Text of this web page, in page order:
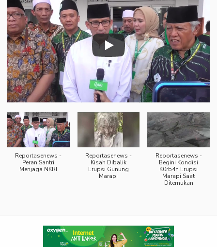
Reportasenews -
Peran Santri
Menjaga NKRI
Reportasenews -
Kisah Dibalik
Erupsi Gunung
Marapi
Reportasenews -
Begini Kondisi
K0rb4n Erupsi
Marapi Saat
Ditemukan